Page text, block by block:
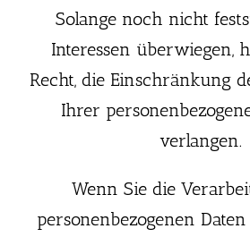
Solange noch nicht
Interessen überwiegen,
Recht, die Einschränkung
Ihrer
verlangen.
Wenn Sie die
personenbezogenen